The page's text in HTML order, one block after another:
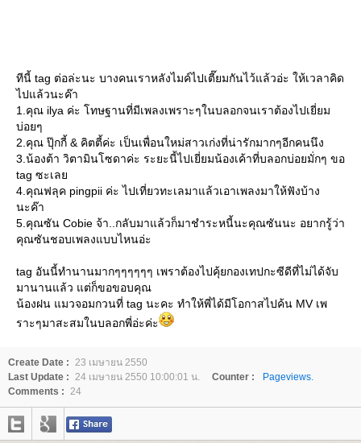
ทีนี้ tag ต่อล่ะนะ บางคนเราหลังไมค์ไปเตี๊ยมกันไว้แล้วอ่ะ ให้เวลาคิด
ไปแล้วนะค๊า
1.คุณ ilya ค่ะ โทษฐานที่มีเพลงเพราะๆในบลอกจนเราต้องไปเยี่ยม
บ่อยๆ
2.คุณ ปุ๊กกี้ & คิตตี้ค่ะ เป็นเพื่อนใหม่สาวเก่งที่น่ารักมากๆอีกคนนึง
3.น้องต้า วิตามินโซดาค่ะ ระยะนี้ไปเยี่ยมน้องเค้าที่บลอกบ่อยมั่กๆ ขอ
tag ซะเล
4.คุณฟลุค pingpii ค่ะ ไปเที่ยวทะเลมาแล้วเอาเพลงมาให้ฟังบ้าง
นะค๊า
5.คุณซัน Cobie จ้า..กลับมาแล้วก็มาชำระหนี้นะคุณซันนะ อยากรู้ว่า
คุณซันชอบเพลงแบบไหนอ่ะ
tag อันนี้ทำนานมากๆๆๆๆๆๆ เพราต้องไปคุ้ยกองเทปกะซีดีที่ไม่ได้จับ
มานานแล้ว แต่ก็ขอขอบคุณ
น้องฝน แมวจอมกวนที่ tag นะคะ ทำให้พี่ได้มีโอกาสไปค้น MV เพ
ราะๆมาสะสมในบลอกพี่อ่ะค่ะ
Create Date : 23 เมษายน 2550
Last Update : 24 เมษายน 2550 10:00:01 น. Counter :
Pageviews.
Comments : 24